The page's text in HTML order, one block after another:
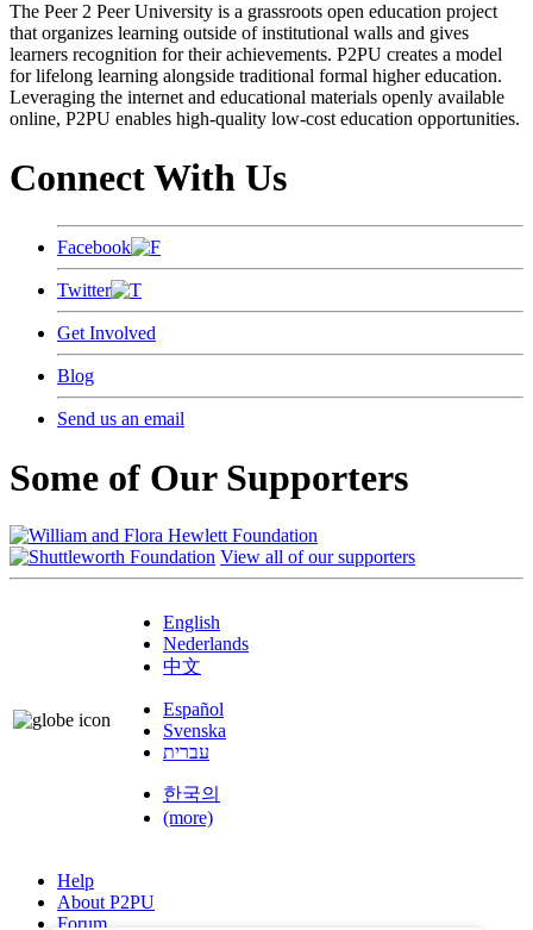
The Peer 2 Peer University is a grassroots open education project
that organizes learning outside of institutional walls and gives
learners recognition for their achievements. P2PU creates a model
for lifelong learning alongside traditional formal higher education.
Leveraging the internet and educational materials openly available
online, P2PU enables high-quality low-cost education opportunities.
Connect With Us
Facebook
Twitter
Get Involved
Blog
Send us an email
Some of Our Supporters
View all of our supporters
English
Nederlands
中文
Español
Svenska
עברית
한국의
(more)
Help
About P2PU
Forum